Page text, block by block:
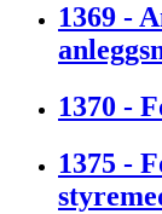
1369 -
1370 -
1375 -